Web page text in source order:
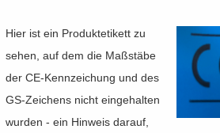
Hier ist ein Pro­dukt­eti­kett zu
sehen, auf dem die Maß­stä­be
der CE-​Kennzeichung und des
GS-​Zeichens nicht ein­ge­hal­ten
wur­den - ein Hin­weis dar­auf,